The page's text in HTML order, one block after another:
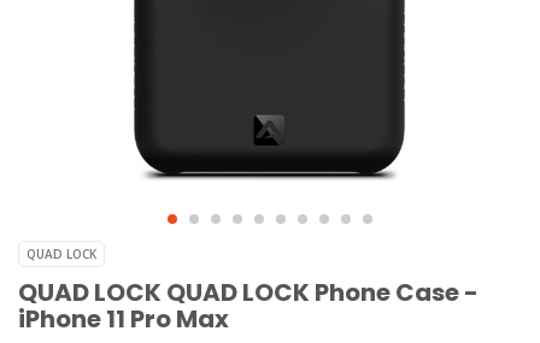
QUAD LOCK
QUAD LOCK QUAD LOCK Phone Case -
iPhone 11 Pro Max